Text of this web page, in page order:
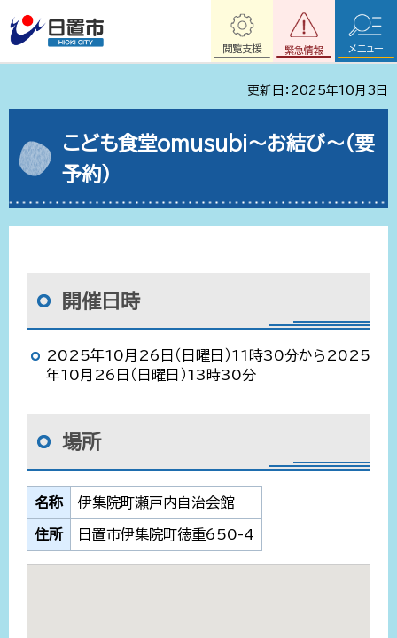
緊急情報
閲覧支援 メニュー
更新日：2025年10月3日
こども食堂omusubi～お結び～（要
予約）
開催日時
2025年10月26日（日曜日）11時30分から2025
年10月26日（日曜日）13時30分
場所
名称 伊集院町瀬戸内自治会館
住所 日置市伊集院町徳重650-4